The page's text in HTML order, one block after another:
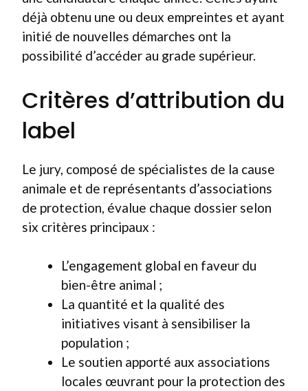
déjà obtenu une ou deux empreintes et ayant
initié de nouvelles démarches ont la
possibilité d’accéder au grade supérieur.
Critères d’attribution du
label
Le jury, composé de spécialistes de la cause
animale et de représentants d’associations
de protection, évalue chaque dossier selon
six critères principaux :
L’engagement global en faveur du
bien-être animal ;
La quantité et la qualité des
initiatives visant à sensibiliser la
population ;
Le soutien apporté aux associations
locales œuvrant pour la protection des